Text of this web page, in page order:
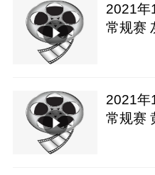
2021年
常规赛
2021年
常规赛